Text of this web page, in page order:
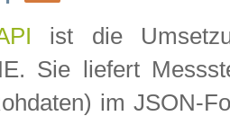
ist die
Sie liefert
im JSON-